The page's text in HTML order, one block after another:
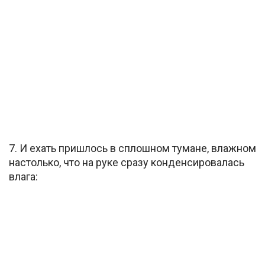
7. И ехать пришлось в сплошном тумане, влажном
настолько, что на руке сразу конденсировалась
влага: